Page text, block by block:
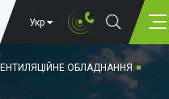
Укр
ОБЛАДНАННЯ